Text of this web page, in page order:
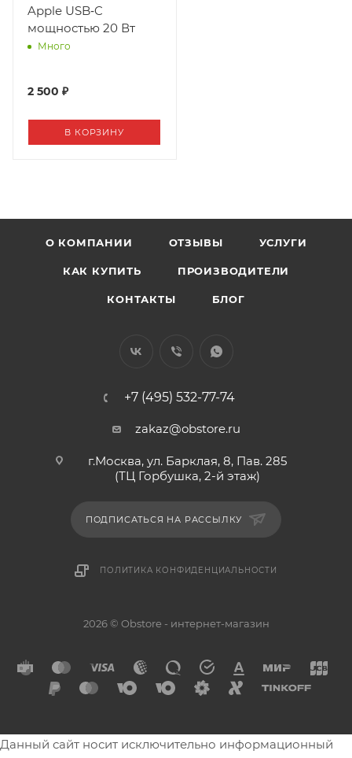
Apple USB‑C
мощностью 20 Вт
Много
2 500 ₽
В КОРЗИНУ
О КОМПАНИИ ОТЗЫВЫ УСЛУГИ
КАК КУПИТЬ ПРОИЗВОДИТЕЛИ
КОНТАКТЫ БЛОГ
+7 (495) 532-77-74
zakaz@obstore.ru
г.Москва, ул. Барклая, 8, Пав. 285
(ТЦ Горбушка, 2-й этаж)
ПОДПИСАТЬСЯ НА РАССЫЛКУ
ПОЛИТИКА КОНФИДЕНЦИАЛЬНОСТИ
2026 © Obstore - интернет-магазин
Данный сайт носит исключительно информационный